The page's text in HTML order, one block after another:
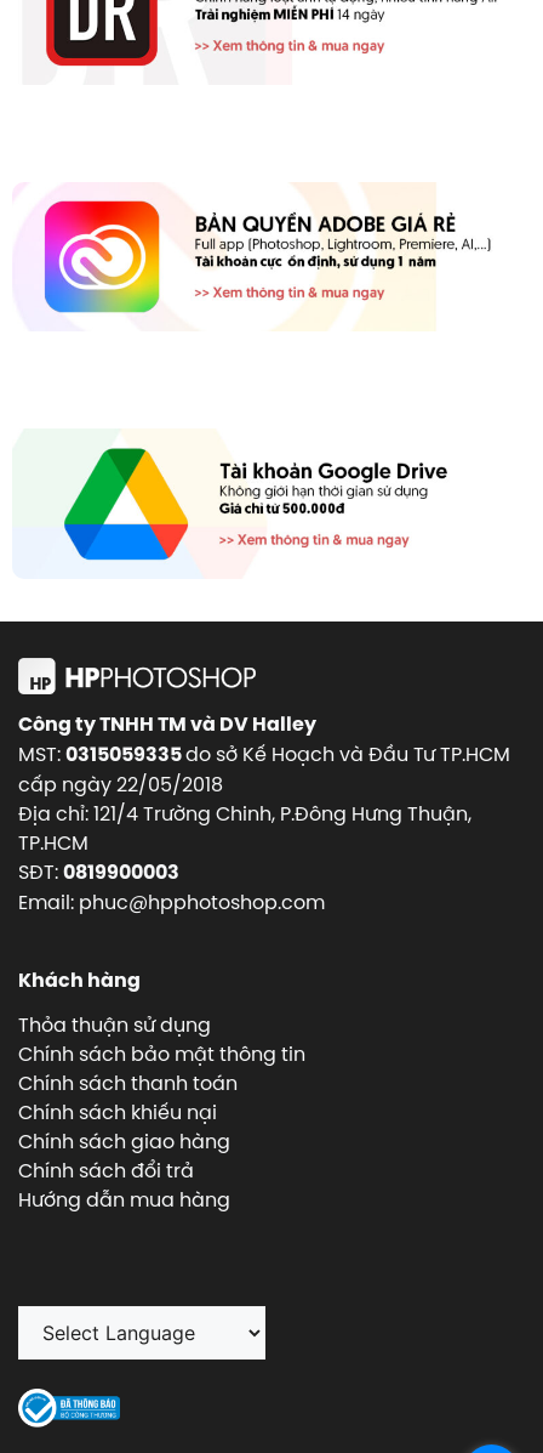
Công ty TNHH TM và DV Halley
MST:0315059335do sở Kế Hoạch và Đầu Tư TP.HCM
cấp ngày 22/05/2018
Địa chỉ: 121/4 Trường Chinh, P.Đông Hưng Thuận,
TP.HCM
SĐT:0819900003
Email: phuc@hpphotoshop.com
Khách hàng
Thỏa thuận sử dụng
Chính sách bảo mật thông tin
Chính sách thanh toán
Chính sách khiếu nại
Chính sách giao hàng
Chính sách đổi trả
Hướng dẫn mua hàng